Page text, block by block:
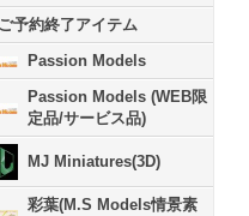
ご予約終了アイテム
Passion Models
Passion Models (WEB限
定品/サービス品)
MJ Miniatures(3D)
彩葉(M.S Models情景素